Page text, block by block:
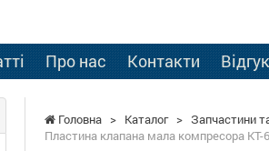
Про нас Контакти
Головна > Каталог > Запчастини
Пластина клапана мала компресора КТ-